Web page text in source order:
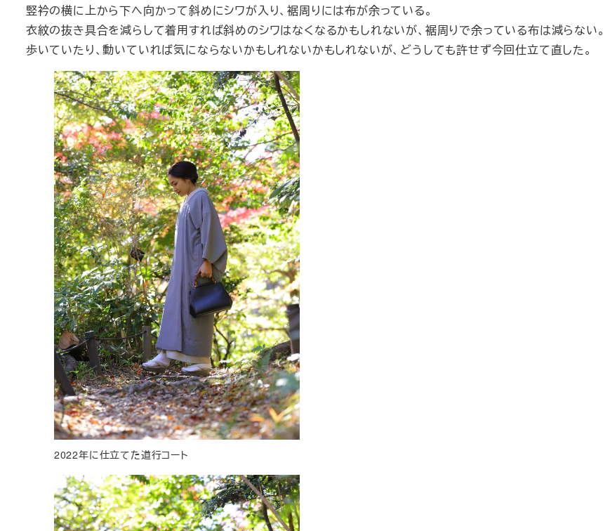
竪衿の横に上から下へ向かって斜めにシワが入り、裾周りには布が余っている。
衣紋の抜き具合を減らして着用すれば斜めのシワはなくなるかもしれないが、裾周りで余っている布は減らない。
歩いていたり、動いていれば気にならないかもしれないかもしれないが、どうしても許せず今回仕立て直した。
2022年に仕立てた道行コート